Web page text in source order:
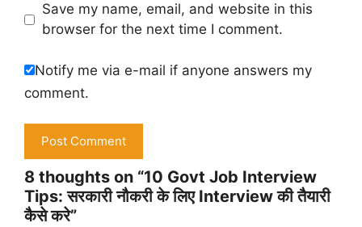
Save my name, email, and website in this
browser for the next time I comment.
Notify me via e-mail if anyone answers my
comment.
8 thoughts on “10 Govt Job Interview
Tips: सरकारी नौकरी के लिए Interview की तैयारी
कैसे करे”